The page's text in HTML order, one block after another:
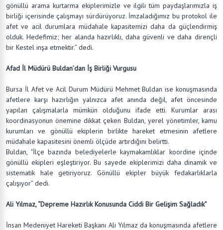
gönüllü arama kurtarma ekiplerimizle ve ilgili tüm paydaşlarımızla iş
birliği içerisinde çalışmayı sürdürüyoruz. İmzaladığımız bu protokol ile
afet ve acil durumlara müdahale kapasitemizi daha da güçlendirmiş
olduk. Hedefimiz; her alanda hazırlıklı, daha güvenli ve daha dirençli
bir Kestel inşa etmektir.” dedi.
Afad İl Müdürü Buldan’dan İş Birliği Vurgusu
Bursa İl Afet ve Acil Durum Müdürü Mehmet Buldan ise konuşmasında
afetlere karşı hazırlığın yalnızca afet anında değil, afet öncesinde
yapılan çalışmalarla mümkün olduğunu ifade etti. Kurumlar arası
koordinasyonun önemine dikkat çeken Buldan, yerel yönetimler, kamu
kurumları ve gönüllü ekiplerin birlikte hareket etmesinin afetlere
müdahale kapasitesini önemli ölçüde artırdığını belirtti.
Buldan, "İlçe bazında belediyelerle kaymakamlıklar koordine içinde
gönüllü ekipleri eşleştiriyor. Bu sayede ekiplerimizi daha dinamik ve
sistematik hale getiriyoruz. Gönüllü ekipler büyük fedakarlıklarla
çalışıyor” dedi.
Ali Yılmaz, “Depreme Hazırlık Konusunda Ciddi Bir Gelişim Sağladık”
İnsan Medeniyet Hareketi Başkanı Ali Yılmaz da konuşmasında afetlere